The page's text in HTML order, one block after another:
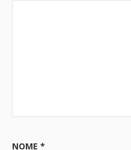
NOME *